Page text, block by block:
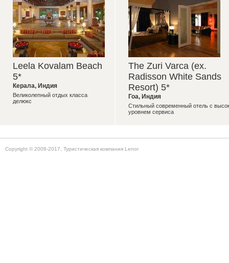
Leela Kovalam Beach
5*
Керала, Индия
Великолепный отдых класса
делюкс
The Zuri Varca (ex.
Radisson White Sands
Resort) 5*
Гоа, Индия
Стильный современный отель с
уровнем сервиса
Copyright © 2008-2017, Туристическая компания Lenor